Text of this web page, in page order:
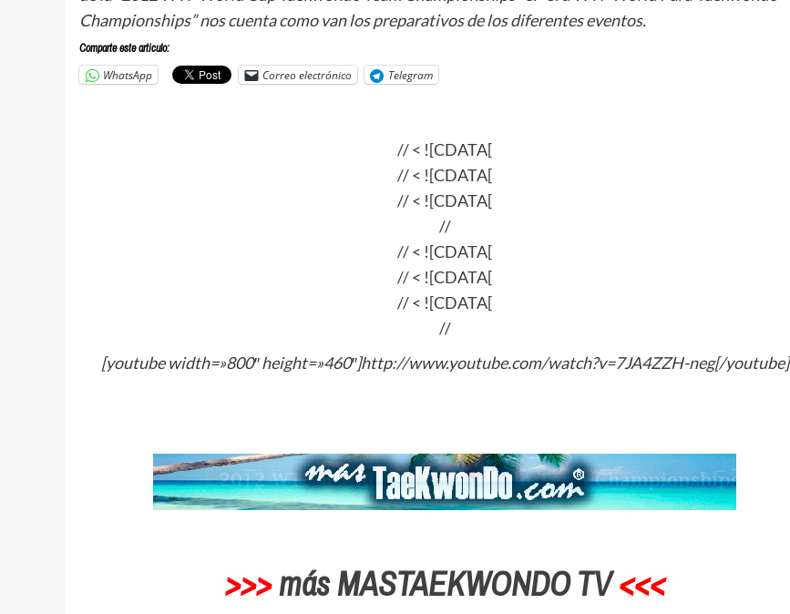
Championships” nos cuenta como van los preparativos de los diferentes eventos.
Comparte este articulo:
WhatsApp Correo electrónico Telegram
// < ![CDATA[
// < ![CDATA[
// < ![CDATA[
//
// < ![CDATA[
// < ![CDATA[
// < ![CDATA[
//
[youtube width=»800″ height=»460″]http://www.youtube.com/watch?v=7JA4ZZH-neg[/youtube]
>>>más MASTAEKWONDO TV<<<